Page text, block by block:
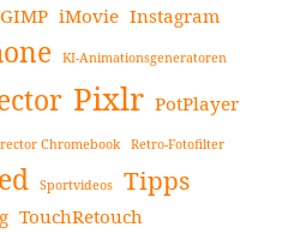
GIMP iMovie Instagram
KI-Animationsgeneratoren
Pixlr PotPlayer
Chromebook Retro-Fotofilter
Sportvideos Tipps
TouchRetouch